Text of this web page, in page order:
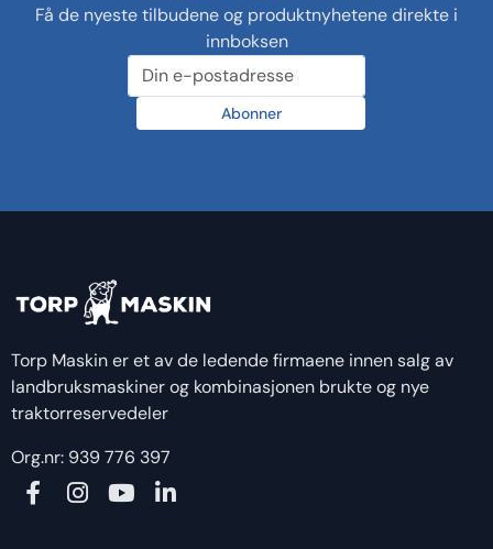
Få de nyeste tilbudene og produktnyhetene direkte i
innboksen
Abonner
Torp Maskin er et av de ledende firmaene innen salg av
landbruksmaskiner og kombinasjonen brukte og nye
traktorreservedeler
Org.nr: 939 776 397